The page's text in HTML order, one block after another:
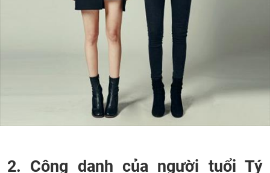
2. Công danh của người tuổi Tý